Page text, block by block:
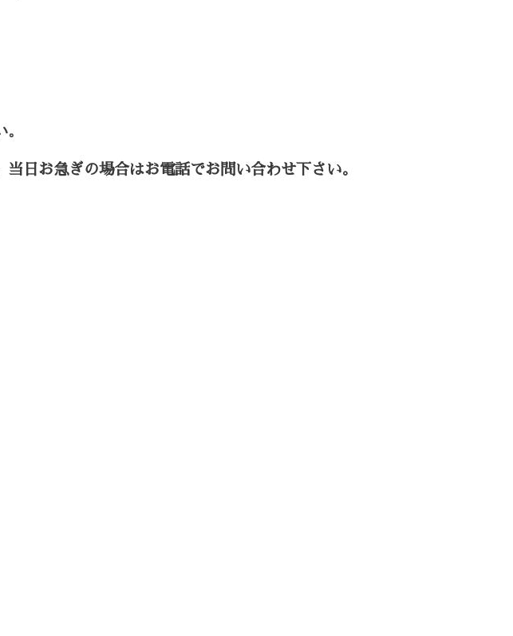
日お急ぎの場合はお電話でお問い合わせ下さい。